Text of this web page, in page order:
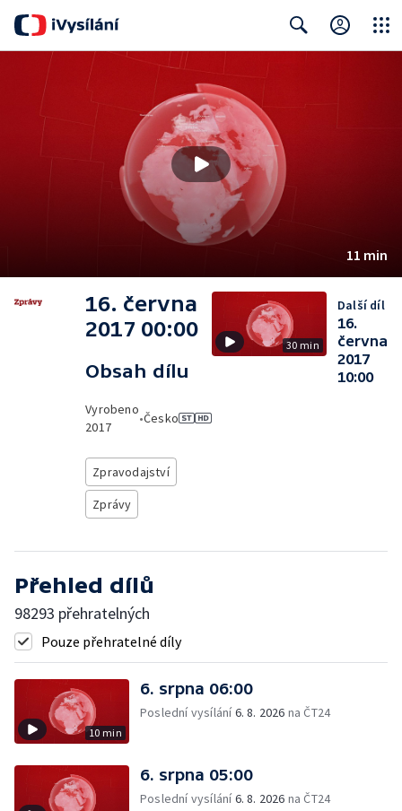
11 min
16. června
2017 00:00
Obsah dílu
Vyrobeno
2017
•Česko
Zpravodajství
Zprávy
30 min
Další díl
16.
června
2017
10:00
Přehled dílů
98293 přehratelných
Pouze přehratelné díly
10 min
6. srpna 06:00
Poslední vysílání6. 8. 2026 na ČT24
6. srpna 05:00
Poslední vysílání6. 8. 2026 na ČT24